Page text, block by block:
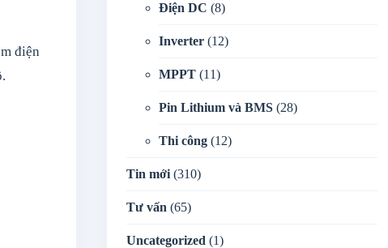
điện
Điện DC (8)
Inverter (12)
MPPT (11)
Pin Lithium và BMS (28)
Thi công (12)
Tin mới (310)
Tư vấn (65)
Uncategorized (1)